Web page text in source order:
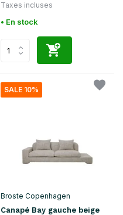
Taxes incluses
• En stock
SALE 10%
Broste Copenhagen
Canapé Bay gauche beige